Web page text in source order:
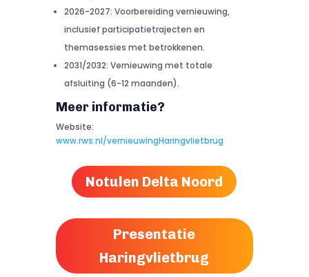
2026-2027: Voorbereiding vernieuwing,
inclusief participatietrajecten en
themasessies met betrokkenen.
2031/2032: Vernieuwing met totale
afsluiting (6-12 maanden).
Meer informatie?
Website:
www.rws.nl/vernieuwingHaringvlietbrug
Notulen Delta Noord
Presentatie
Haringvlietbrug